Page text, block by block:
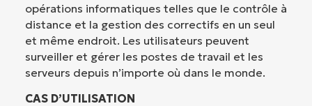
opérations informatiques telles que le contrôle à
distance et la gestion des correctifs en un seul
et même endroit. Les utilisateurs peuvent
surveiller et gérer les postes de travail et les
serveurs depuis n’importe où dans le monde.
CAS D’UTILISATION